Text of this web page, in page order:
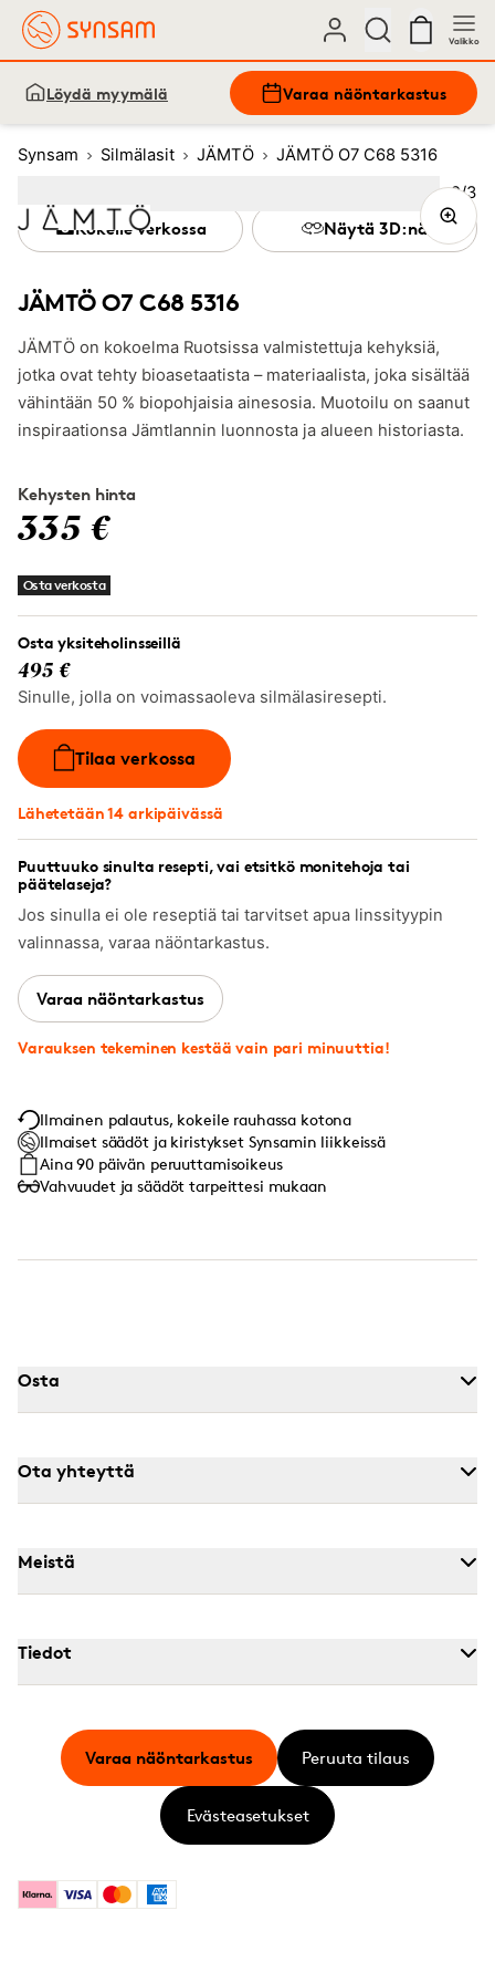
Valikko
Löydä myymälä Varaa näöntarkastus
Synsam Silmälasit JÄMTÖ JÄMTÖ O7 C68 5316
JÄMTÖ O7 C68 5316
JÄMTÖ on kokoelma Ruotsissa valmistettuja kehyksiä,
jotka ovat tehty bioasetaatista – materiaalista, joka sisältää
vähintään 50 % biopohjaisia ainesosia. Muotoilu on saanut
inspiraationsa Jämtlannin luonnosta ja alueen historiasta.
Kehysten hinta
335 €
Osta verkosta
Osta yksiteholinsseillä
495 €
Sinulle, jolla on voimassaoleva silmälasiresepti.
Tilaa verkossa
Lähetetään 14 arkipäivässä
Puuttuuko sinulta resepti, vai etsitkö monitehoja tai
päätelaseja?
Jos sinulla ei ole reseptiä tai tarvitset apua linssityypin
valinnassa, varaa näöntarkastus.
Varaa näöntarkastus
Varauksen tekeminen kestää vain pari minuuttia!
Kokeile verkossa Näytä 3D:nä
Ilmainen palautus, kokeile rauhassa kotona
Ilmaiset säädöt ja kiristykset Synsamin liikkeissä
Aina 90 päivän peruuttamisoikeus
Vahvuudet ja säädöt tarpeittesi mukaan
Kuva
2/3
Image1 3
Osta
Ota yhteyttä
Meistä
Tiedot
KlarnaVisa MastercardAmerican Express
Varaa näöntarkastus Peruuta tilaus
Evästeasetukset